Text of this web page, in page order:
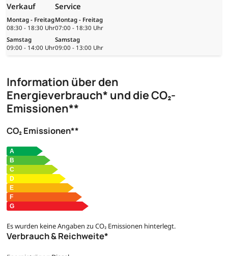
Verkauf
Montag - Freitag
08:30 - 18:30 Uhr
Samstag
09:00 - 14:00 Uhr
Service
Montag - Freitag
07:00 - 18:30 Uhr
Samstag
09:00 - 13:00 Uhr
Information über den
Energieverbrauch* und die CO₂-
Emissionen**
CO₂ Emissionen**
Es wurden keine Angaben zu CO₂ Emissionen hinterlegt.
Verbrauch & Reichweite*